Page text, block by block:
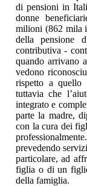
di pensioni in
donne
milioni (862 mila
della pensione
contributiva -
quando arrivano
vedono
rispetto a quello
tuttavia che
integrato e
parte la madre,
con la cura dei
prevedendo
particolare, ad
figlia o di un
della famiglia.